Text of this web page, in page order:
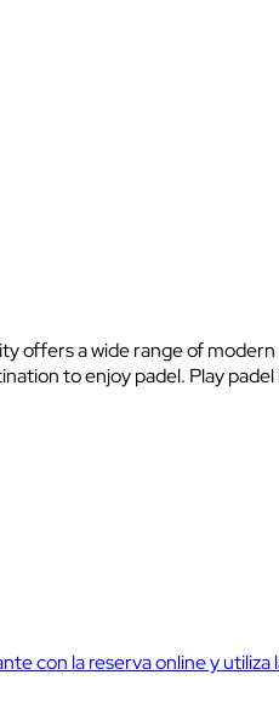
offers a wide range of
to enjoy padel. Play
con la reserva online y utiliza